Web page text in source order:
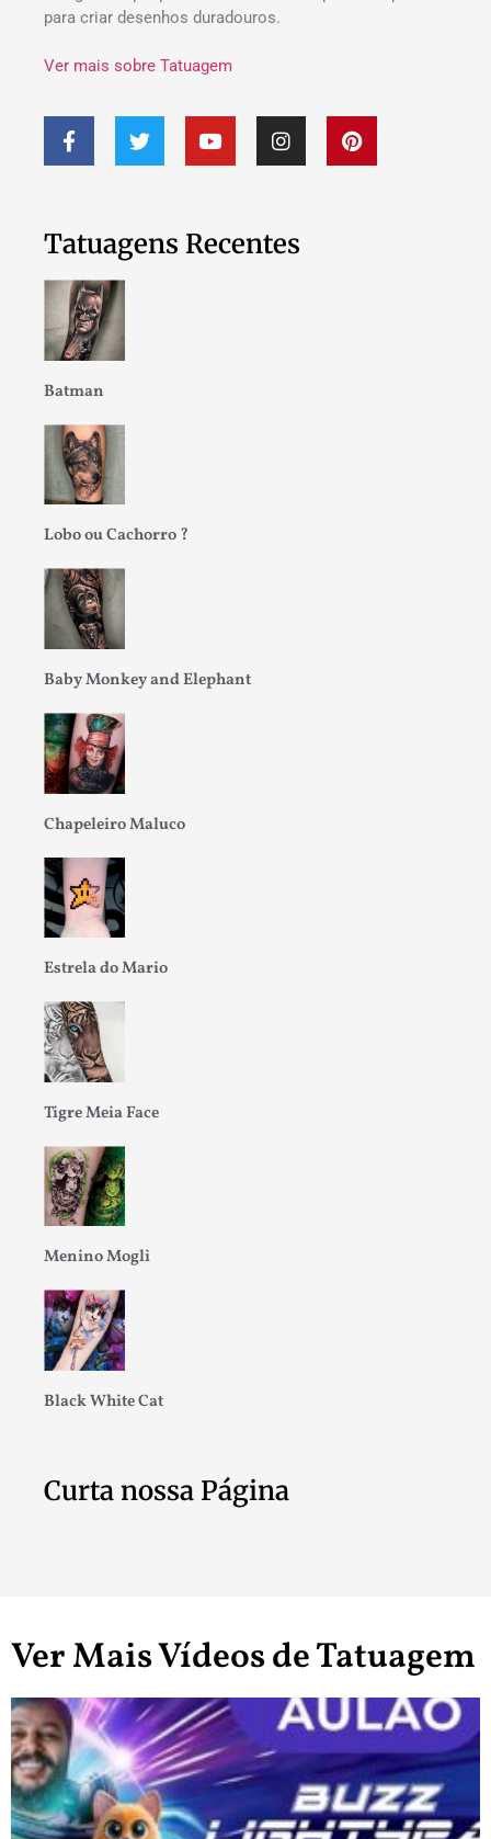
para criar desenhos duradouros.
Ver mais sobre Tatuagem
Tatuagens Recentes
Batman
Lobo ou Cachorro ?
Baby Monkey and Elephant
Chapeleiro Maluco
Estrela do Mario
Tigre Meia Face
Menino Mogli
Black White Cat
Curta nossa Página
Ver Mais Vídeos de Tatuagem